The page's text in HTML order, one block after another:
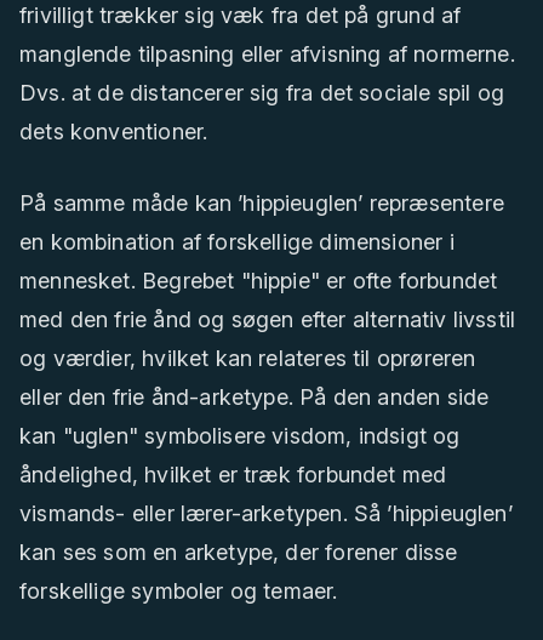
frivilligt trækker sig væk fra det på grund af
manglende tilpasning eller afvisning af normerne.
Dvs. at de distancerer sig fra det sociale spil og
dets konventioner.
På samme måde kan ’hippieuglen’ repræsentere
en kombination af forskellige dimensioner i
mennesket. Begrebet "hippie" er ofte forbundet
med den frie ånd og søgen efter alternativ livsstil
og værdier, hvilket kan relateres til oprøreren
eller den frie ånd-arketype. På den anden side
kan "uglen" symbolisere visdom, indsigt og
åndelighed, hvilket er træk forbundet med
vismands- eller lærer-arketypen. Så ’hippieuglen’
kan ses som en arketype, der forener disse
forskellige symboler og temaer.